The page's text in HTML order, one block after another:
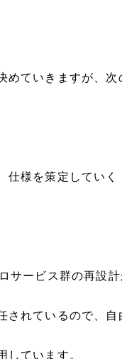
ていきますが、次
様を策定していく
サービス群の再設
れているので、自
ています。